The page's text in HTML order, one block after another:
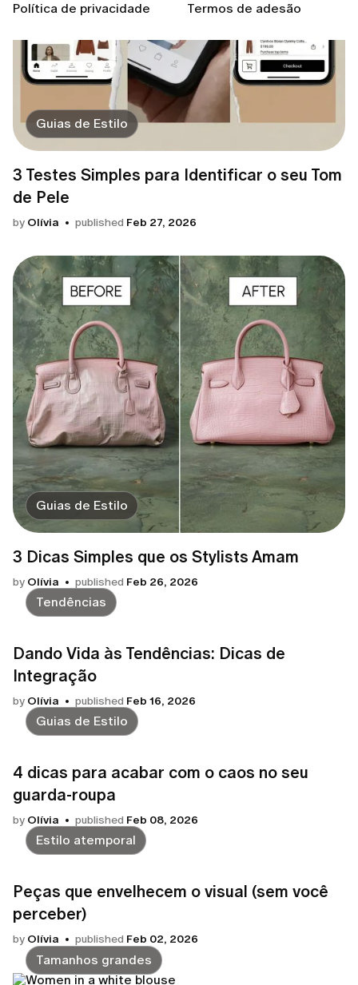
Política de privacidade Termos de adesão
Guias de Estilo
3 Testes Simples para Identificar o seu Tom
de Pele
by Olívia published Feb 27, 2026
Guias de Estilo
3 Dicas Simples que os Stylists Amam
by Olívia published Feb 26, 2026
Tendências
Dando Vida às Tendências: Dicas de
Integração
by Olívia published Feb 16, 2026
Guias de Estilo
4 dicas para acabar com o caos no seu
guarda-roupa
by Olívia published Feb 08, 2026
Estilo atemporal
Peças que envelhecem o visual (sem você
perceber)
by Olívia published Feb 02, 2026
Tamanhos grandes